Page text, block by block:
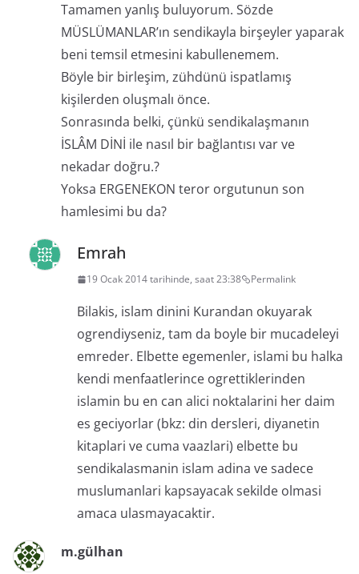
Tamamen yanlış buluyorum. Sözde
MÜSLÜMANLAR’ın sendikayla birşeyler yaparak
beni temsil etmesini kabullenemem.
Böyle bir birleşim, zühdünü ispatlamış
kişilerden oluşmalı önce.
Sonrasında belki, çünkü sendikalaşmanın
İSLÂM DİNİ ile nasıl bir bağlantısı var ve
nekadar doğru.?
Yoksa ERGENEKON teror orgutunun son
hamlesimi bu da?
Emrah
19 Ocak 2014 tarihinde, saat 23:38 Permalink
Bilakis, islam dinini Kurandan okuyarak
ogrendiyseniz, tam da boyle bir mucadeleyi
emreder. Elbette egemenler, islami bu halka
kendi menfaatlerince ogrettiklerinden
islamin bu en can alici noktalarini her daim
es geciyorlar (bkz: din dersleri, diyanetin
kitaplari ve cuma vaazlari) elbette bu
sendikalasmanin islam adina ve sadece
muslumanlari kapsayacak sekilde olmasi
amaca ulasmayacaktir.
m.gülhan